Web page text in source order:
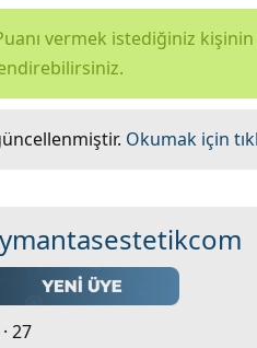
vermek istediğiniz
Okumak için
· 27